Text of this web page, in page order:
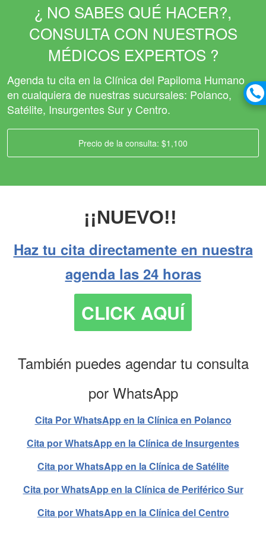
¿ NO SABES QUÉ HACER?,
CONSULTA CON NUESTROS
MÉDICOS EXPERTOS ?
Agenda tu cita en la Clínica del Papiloma Humano
en cualquiera de nuestras sucursales: Polanco,
Satélite, Insurgentes Sur y Centro.
Precio de la consulta: $1,100
¡¡NUEVO!!
Haz tu cita directamente en nuestra
agenda las 24 horas
CLICK AQUÍ
También puedes agendar tu consulta
por WhatsApp
Cita Por WhatsApp en la Clínica en Polanco
Cita por WhatsApp en la Clínica de Insurgentes
Cita por WhatsApp en la Clínica de Satélite
Cita por WhatsApp en la Clínica de Periférico Sur
Cita por WhatsApp en la Clínica del Centro